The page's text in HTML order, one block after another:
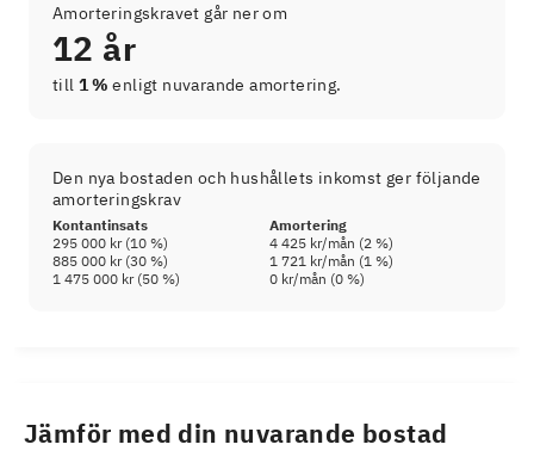
Amorteringskravet går ner om
12 år
till 1 % enligt nuvarande amortering.
Den nya bostaden och hushållets inkomst ger följande
amorteringskrav
Kontantinsats
Amortering
295 000 kr(10 %) 4 425 kr/mån (2 %)
885 000 kr(30 %) 1 721 kr/mån (1 %)
1 475 000 kr(50 %) 0 kr/mån (0 %)
Jämför med din nuvarande bostad